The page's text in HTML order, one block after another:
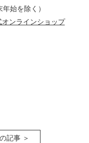
始を除く）
ンラインショップ
記事 ＞